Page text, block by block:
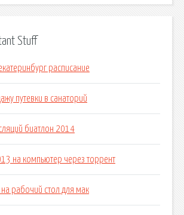
Stuff
расписание
путевки в санаторий
биатлон 2014
на компьютер через торрент
на рабочий стол для мак